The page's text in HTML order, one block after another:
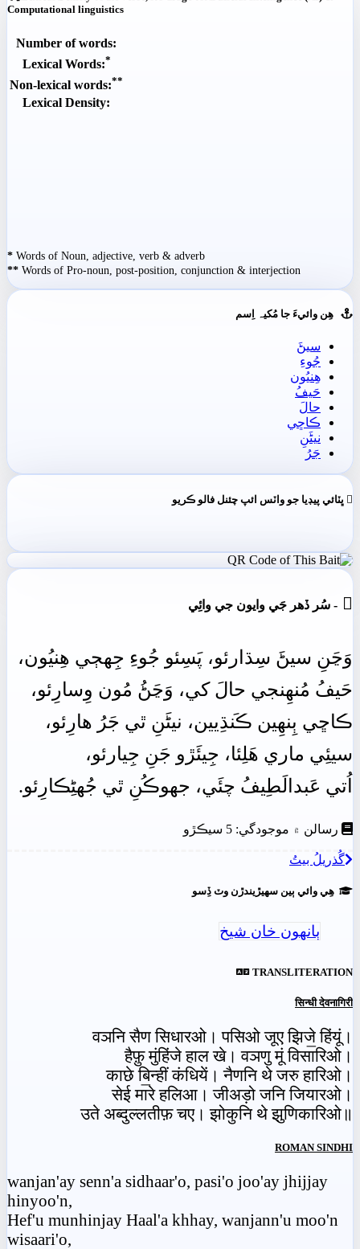
Computational linguistics
Number of words:
Lexical Words:*
Non-lexical words:**
Lexical Density:
* Words of Noun, adjective, verb & adverb
** Words of Pro-noun, post-position, conjunction & interjection
ھِن وائيءَ جا مُکيہ اِسم
سيڻَ
جُوءِ
ھِنيُون
حَيفُ
حالَ
ڪاڇي
نيڻَنِ
جَرُ
ڀٽائي پيڊيا جو واٽس ائپ چئنل فالو ڪريو
 - سُر ڏھر جَي وايون جي وائِي
وَڃَنِ سيڻَ سِڌارئو،پَسِئو جُوءِ جِهڄي ھِنيُون،
حَيفُ مُنھِنجي حالَ کي، وَڃَڻُ مُون وِسارِئو،
ڪاڇي ٻِنهِين ڪَنڌِيين، نيڻَنِ ٿي جَرُ ھارِئو،
سيئِي ماري ھَلِئا، جِيئَڙو جَنِ جِيارئو،
اُتي عَبدالَطِيفُ چئَي، جهوڪُنِ ٿي جُهڻِڪارِئو.
رسالن ۾ موجودگي: 5 سيڪڙو
گُذريلُ بيتُ
ھِي وائي ٻين سھيڙيندڙن وٽ ڏِسو
ٻانهون خان شيخ
TRANSLITERATION
सिन्धी देवनागिरी
वञनि सैण सिधारओ। पसिओ जूए झिजे॒ हिंयूं।
हैफ़ु मुंहिंजे हाल खे। वञणु मूं विसारिओ।
काछे बि॒न्हीं कंधियें। नैणनि थे जरु हारिओ।
सेई मारे हलिआ। जीअड़ो जनि जियारओ।
उते अब्दुल्लतीफ़ चए। झोकुनि थे झुणिकारिओ॥
ROMAN SINDHI
wanjan'ay senn'a sidhaar'o, pasi'o joo'ay jhijjay
hinyoo'n,
Hef'u munhinjay Haal'a khhay, wanjann'u moo'n
wisaari'o,